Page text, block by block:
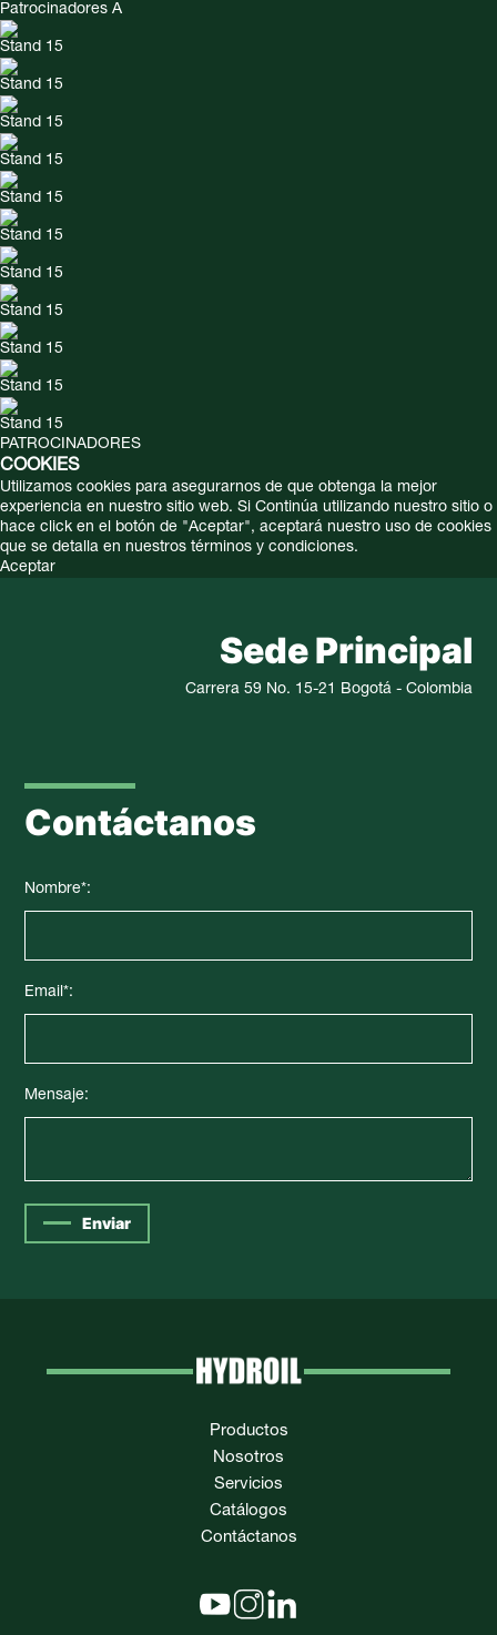
Patrocinadores A
Stand 15
Stand 15
Stand 15
Stand 15
Stand 15
Stand 15
Stand 15
Stand 15
Stand 15
Stand 15
Stand 15
PATROCINADORES
COOKIES
Utilizamos cookies para asegurarnos de que obtenga la mejor
experiencia en nuestro sitio web. Si Continúa utilizando nuestro sitio o
hace click en el botón de "Aceptar", aceptará nuestro uso de cookies
que se detalla en nuestros términos y condiciones.
Aceptar
Contáctanos
Nombre*:
Email*:
Mensaje:
Enviar
Sede Principal
Carrera 59 No. 15-21 Bogotá - Colombia
Productos
Nosotros
Servicios
Catálogos
Contáctanos